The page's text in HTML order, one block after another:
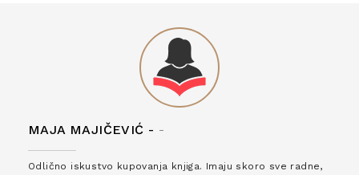
MAJA MAJIČEVIĆ - -
Odlično iskustvo kupovanja knjiga. Imaju skoro sve radne,